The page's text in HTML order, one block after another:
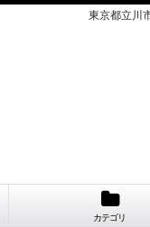
東京都立川
カテゴリ